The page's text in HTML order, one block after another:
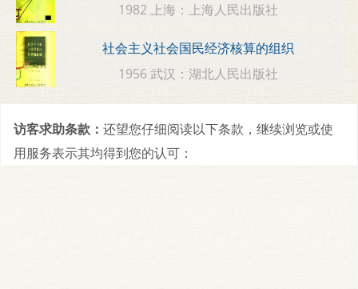
1982 上海：上海人民出版社
社会主义社会国民经济核算的组织
1956 武汉：湖北人民出版社
访客求助条款： 还望您仔细阅读以下条款，继续浏览或使
用服务表示其均得到您的认可：